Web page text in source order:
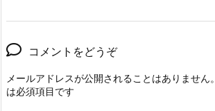
コメントをどうぞ
メールアドレスが公開されることはありません。
は必須項目です